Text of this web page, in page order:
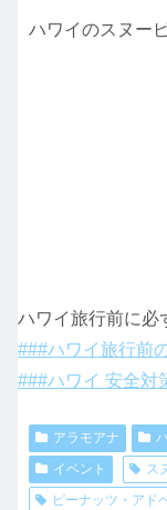
ハワイのスヌー
ハワイ旅行前に必
###ハワイ旅行前
###ハワイ 安全対
アラモアナ
イベント
ス
ピーナッツ・アド